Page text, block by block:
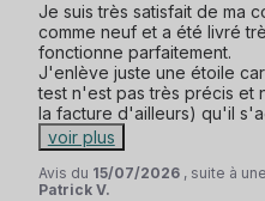
Je suis très satisfait de ma
comme neuf et a été livré
fonctionne parfaitement.
J'enlève juste une étoile
test n'est pas très précis et
la facture d'ailleurs) qu'il
voir plus
Avis du 15/07/2026 , suite à
Patrick V.